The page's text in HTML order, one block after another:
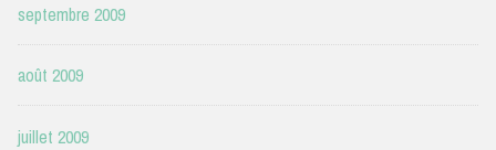
septembre 2009
août 2009
juillet 2009